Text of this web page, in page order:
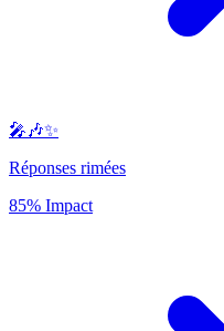
🎤🎶✨
Réponses rimées
85% Impact